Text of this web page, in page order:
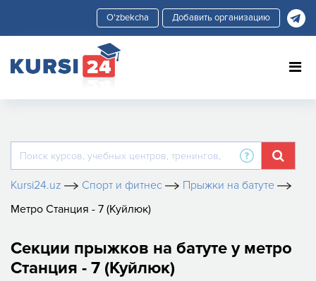
Добавить организацию
Kursi24.uz Спорт и фитнес
Прыжки на батуте
Метро Станция - 7 (Куйлюк)
Секции прыжков на батуте у метро
Станция - 7 (Куйлюк)